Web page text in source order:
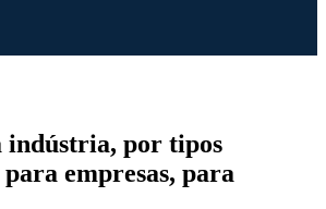
indústria, por tipos
empresas, para